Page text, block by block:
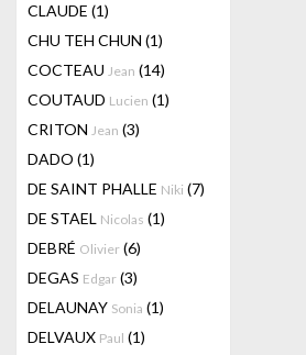
CLAUDE (1)
CHU TEH CHUN (1)
COCTEAU Jean (14)
COUTAUD Lucien (1)
CRITON Jean (3)
DADO (1)
DE SAINT PHALLE Niki (7)
DE STAEL Nicolas (1)
DEBRÉ Olivier (6)
DEGAS Edgar (3)
DELAUNAY Sonia (1)
DELVAUX Paul (1)